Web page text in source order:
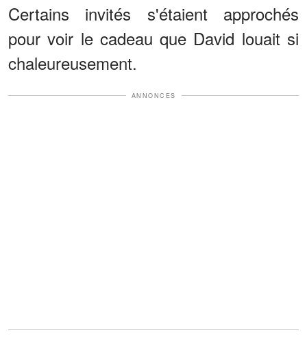
Certains invités s'étaient approchés
pour voir le cadeau que David louait si
chaleureusement.
ANNONCES